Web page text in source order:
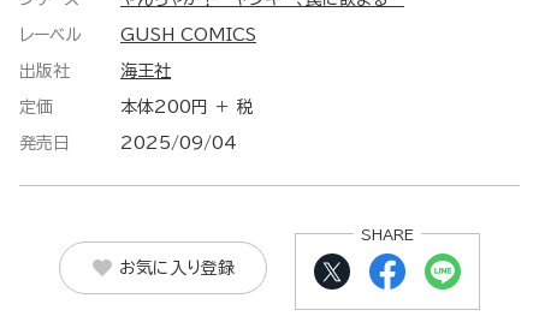
レーベル GUSH COMICS
出版社 海王社
定価 本体200円 ＋ 税
発売日 2025/09/04
お気に入り登録
SHARE